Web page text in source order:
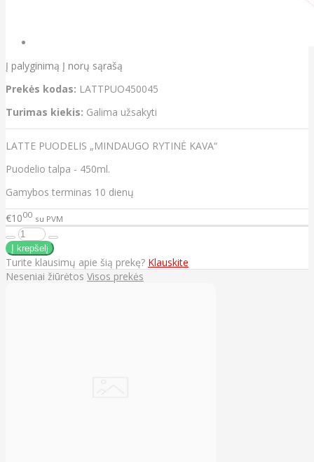
Į palyginimą Į norų sąrašą
Prekės kodas: LATTPUO450045
Turimas kiekis: Galima užsakyti
LATTE PUODELIS „MINDAUGO RYTINĖ KAVA“
Puodelio talpa - 450ml.
Gamybos terminas 10 dienų
€1000 su PVM
Turite klausimų apie šią prekę? Klauskite
Neseniai žiūrėtos Visos prekės